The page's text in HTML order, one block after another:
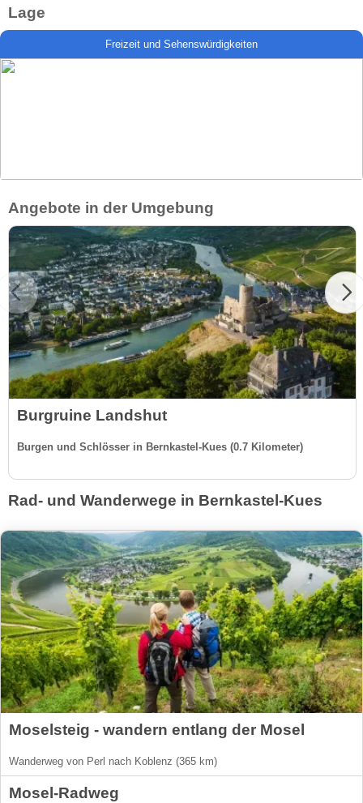
Lage
Freizeit und Sehenswürdigkeiten
Angebote in der Umgebung
Burgruine Landshut
Burgen und Schlösser in Bernkastel-Kues (0.7 Kilometer)
Rad- und Wanderwege in Bernkastel-Kues
Moselsteig - wandern entlang der Mosel
Wanderweg von Perl nach Koblenz (365 km)
Mosel-Radweg